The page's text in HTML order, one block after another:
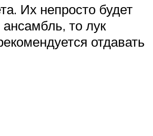
Их непросто будет
то лук
отдавать